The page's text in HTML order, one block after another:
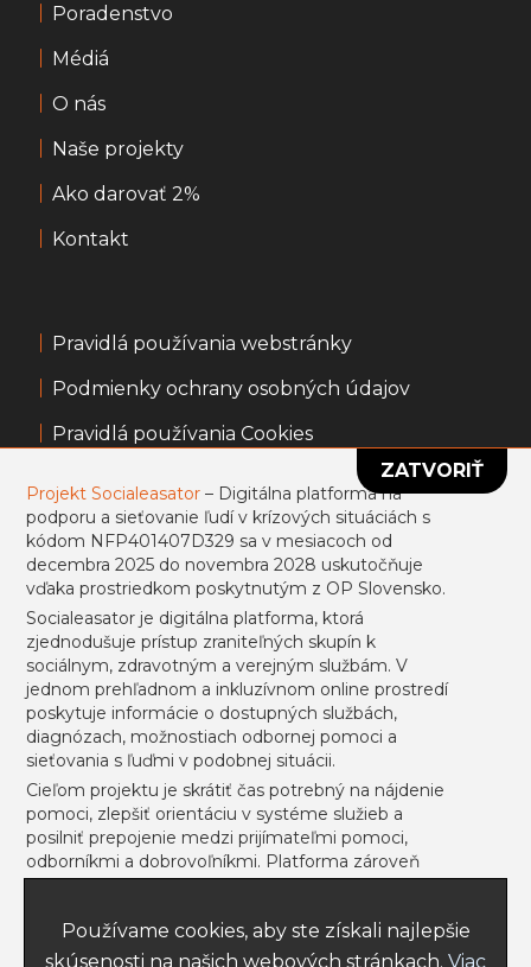
ZATVORIŤ
Projekt Socialeasator – Digitálna platforma na
podporu a sieťovanie ľudí v krízových situáciách s
kódom NFP401407D329 sa v mesiacoch od
decembra 2025 do novembra 2028 uskutočňuje
vďaka prostriedkom poskytnutým z OP Slovensko.
Socialeasator je digitálna platforma, ktorá
zjednodušuje prístup zraniteľných skupín k
sociálnym, zdravotným a verejným službám. V
jednom prehľadnom a inkluzívnom online prostredí
poskytuje informácie o dostupných službách,
diagnózach, možnostiach odbornej pomoci a
sieťovania s ľuďmi v podobnej situácii.
Cieľom projektu je skrátiť čas potrebný na nájdenie
pomoci, zlepšiť orientáciu v systéme služieb a
posilniť prepojenie medzi prijímateľmi pomoci,
odborníkmi a dobrovoľníkmi. Platforma zároveň
podporí informovanosť o inklúzii, sociálnej integrácii
funkcií, článkov a podcastov.
Výsledkom bude vyššia spokojnosť používateľov,
Poradenstvo
Médiá
O nás
Naše projekty
Ako darovať 2%
Kontakt
Pravidlá používania webstránky
Podmienky ochrany osobných údajov
Pravidlá používania Cookies
Všeobecné obchodné podmienky
Informácie k portálu usmevpredruhych.sk
Projekt sa uskutočňuje vďaka prostriedkom
poskytnutým z ESF.
Prihlásiť sa Registrovať
NEWSLETTER
Poslať
Používame cookies, aby ste získali najlepšie
skúsenosti na našich webových stránkach. Viac